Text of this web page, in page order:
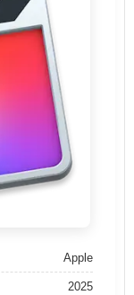
Apple
2025